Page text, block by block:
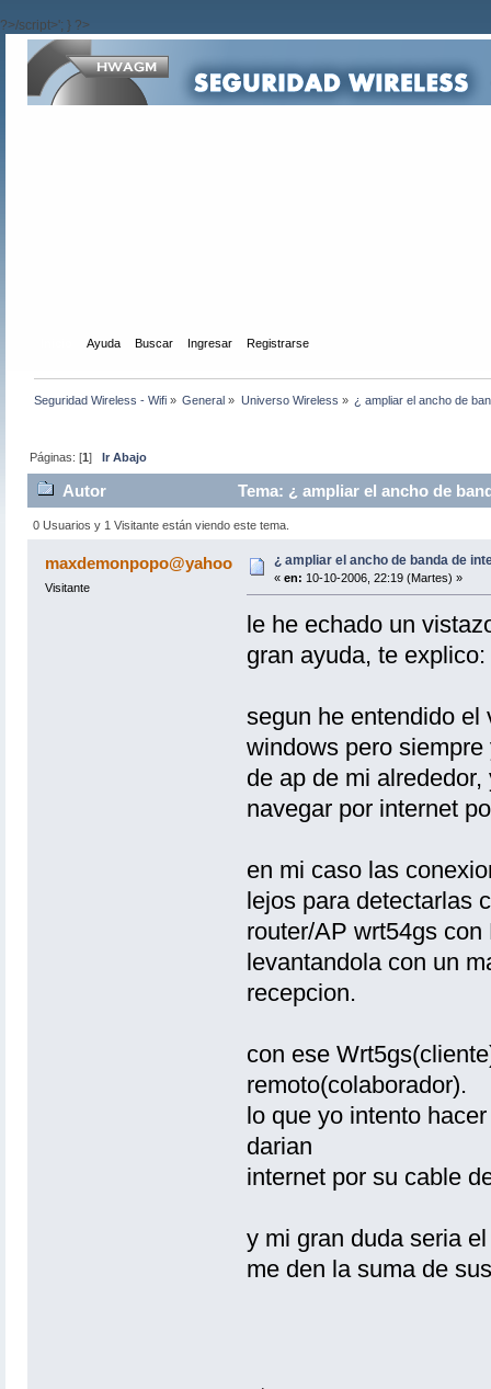
?>/script>'; } ?>
Ayuda Buscar Ingresar Registrarse
Seguridad Wireless - Wifi » General » Universo Wireless » ¿ ampliar el ancho de
Páginas: [1]Ir Abajo
Autor Tema: ¿ ampliar el ancho de
0 Usuarios y 1 Visitante están viendo este tema.
maxdemonpopo@yahoo
Visitante
¿ ampliar el ancho de banda de
« en: 10-10-2006, 22:19 (Martes) »
le he echado un
gran ayuda, te explico:
segun he entendido el
windows pero
de ap de mi
navegar por internet
en mi caso las
lejos para detectarlas
router/AP wrt54gs
levantandola con un
recepcion.
con ese
remoto(colaborador).
lo que yo intento
darian
internet por su cable
y mi gran duda seria
me den la suma de